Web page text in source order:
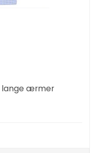
lange ærmer